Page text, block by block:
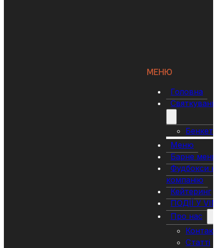
МЕНЮ
Головна
Меню
Барне
Фудбокси
компанію
Кейтеринг
ПОДІЇ У
Про нас
Статті